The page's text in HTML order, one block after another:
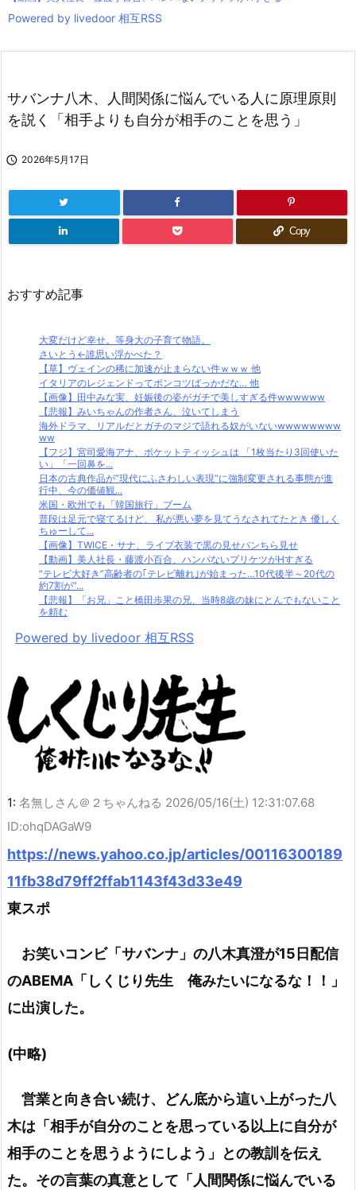
Powered by livedoor 相互RSS
サバンナ八木、人間関係に悩んでいる人に原理原則
を説く「相手よりも自分が相手のことを思う」
 2026年5月17日
Copy
おすすめ記事
大変だけど幸せ。等身大の子育て物語。
さいとう←誰思い浮かべた？
【草】ヴェインの稀に加速が止まらない件ｗｗｗ 他
イタリアのレジェンドってポンコツばっかだな… 他
【画像】田中みな実、妊娠後の姿がガチで美しすぎる件wwwwww
【悲報】みいちゃんの作者さん、泣いてしまう
海外ドラマ、リアルだとガチのマジで語れる奴がいないwwwwwwww
ww
【フジ】宮司愛海アナ、ポケットティッシュは 「1枚当たり3回使いた
い」「一回鼻を...
日本の古典作品が”現代にふさわしい表現”に強制変更される事態が進
行中、今の価値観...
米国・欧州でも「韓国旅行」ブーム
普段は足元で寝てるけど、 私が悪い夢を見てうなされてたとき 優しく
ちゅーして...
【画像】TWICE・サナ、ライブ衣装で黒の見せパンちら見せ
【動画】美人社長・藤渡小百合、ハンパないプリケツがHすぎる
“テレビ大好き”高齢者の｢テレビ離れ｣が始まった…10代後半～20代の
約7割が”...
【悲報】「お兄」こと橋田歩果の兄、当時8歳の妹にとんでもないこと
を頼む
Powered by livedoor 相互RSS
1: 名無しさん＠２ちゃんねる 2026/05/16(土) 12:31:07.68
ID:ohqDAGaW9
https://news.yahoo.co.jp/articles/00116300189
11fb38d79ff2ffab1143f43d33e49
東スポ
お笑いコンビ「サバンナ」の八木真澄が15日配信
のABEMA「しくじり先生 俺みたいになるな！！」
に出演した。
(中略)
営業と向き合い続け、どん底から這い上がった八
木は「相手が自分のことを思っている以上に自分が
相手のことを思うようにしよう」との教訓を伝え
た。その言葉の真意として「人間関係に悩んでいる